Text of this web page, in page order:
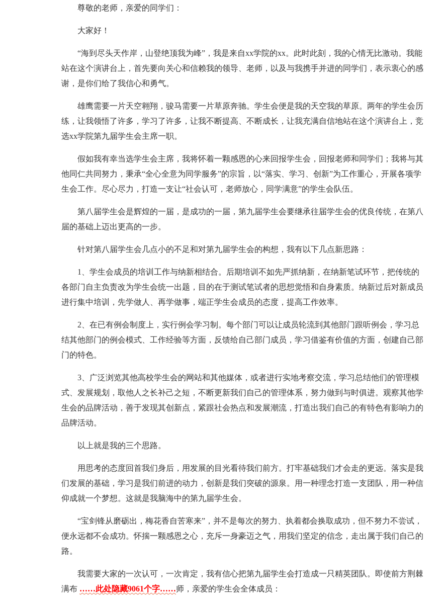
尊敬的老师，亲爱的同学们：
大家好！
“海到尽头天作岸，山登绝顶我为峰”，我是来自xx学院的xx。此时此刻，我的心情无比激动。我能
站在这个演讲台上，首先要向关心和信赖我的领导、老师，以及与我携手并进的同学们，表示衷心的感
谢，是你们给了我信心和勇气。
雄鹰需要一片天空翱翔，骏马需要一片草原奔驰。学生会便是我的天空我的草原。两年的学生会历
练，让我领悟了许多，学习了许多，让我不断提高、不断成长，让我充满自信地站在这个演讲台上，竞
选xx学院第九届学生会主席一职。
假如我有幸当选学生会主席，我将怀着一颗感恩的心来回报学生会，回报老师和同学们；我将与其
他同仁共同努力，秉承“全心全意为同学服务”的宗旨，以“落实、学习、创新”为工作重心，开展各项学
生会工作。尽心尽力，打造一支让“社会认可，老师放心，同学满意”的学生会队伍。
第八届学生会是辉煌的一届，是成功的一届，第九届学生会要继承往届学生会的优良传统，在第八
届的基础上迈出更高的一步。
针对第八届学生会几点小的不足和对第九届学生会的构想，我有以下几点新思路：
1、学生会成员的培训工作与纳新相结合。后期培训不如先严抓纳新，在纳新笔试环节，把传统的
各部门自主负责改为学生会统一出题，目的在于测试笔试者的思想觉悟和自身素质。纳新过后对新成员
进行集中培训，先学做人、再学做事，端正学生会成员的态度，提高工作效率。
2、在已有例会制度上，实行例会学习制。每个部门可以让成员轮流到其他部门跟听例会，学习总
结其他部门的例会模式、工作经验等方面，反馈给自己部门成员，学习借鉴有价值的方面，创建自己部
门的特色。
3、广泛浏览其他高校学生会的网站和其他媒体，或者进行实地考察交流，学习总结他们的管理模
式、发展规划，取他人之长补己之短，不断更新我们自己的管理体系，努力做到与时俱进。观察其他学
生会的品牌活动，善于发现其创新点，紧跟社会热点和发展潮流，打造出我们自己的有特色有影响力的
品牌活动。
以上就是我的三个思路。
用思考的态度回首我们身后，用发展的目光看待我们前方。打牢基础我们才会走的更远。落实是我
们发展的基础，学习是我们前进的动力，创新是我们突破的源泉。用一种理念打造一支团队，用一种信
仰成就一个梦想。这就是我脑海中的第九届学生会。
“宝剑锋从磨砺出，梅花香自苦寒来”，并不是每次的努力、执着都会换取成功，但不努力不尝试，
便永远都不会成功。怀揣一颗感恩之心，充斥一身豪迈之气，用我们坚定的信念，走出属于我们自己的
路。
我需要大家的一次认可，一次肯定，我有信心把第九届学生会打造成一只精英团队。即使前方荆棘
满布 ……此处隐藏9061个字……师，亲爱的学生会全体成员：